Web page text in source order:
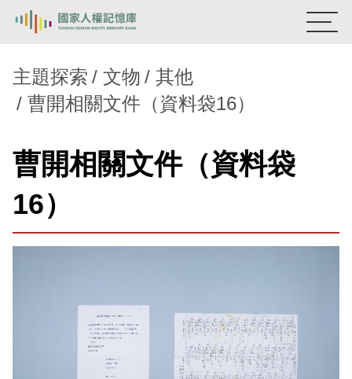
熱門關鍵字：陳孟和 李舜治 鹿窟事件
主題探索
背景知識
關於我們
主題探索 文物
其他
曹開相關文件（資料袋16）
曹開相關文件（資料袋
16）